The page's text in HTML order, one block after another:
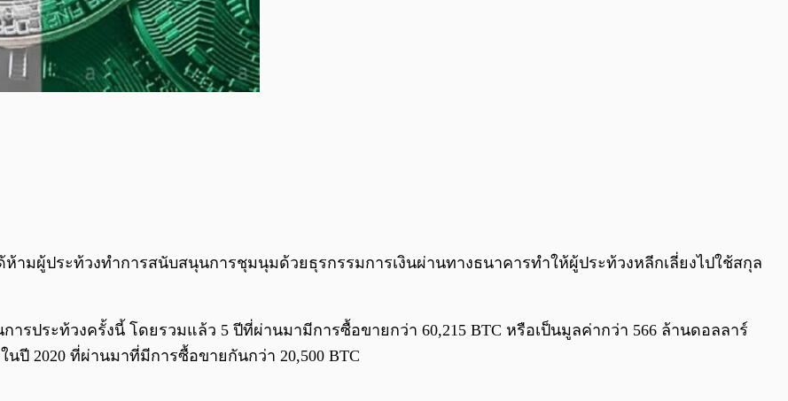
0:00 /0:00
ามผู้ประท้วงทำการสนับสนุนการชุมนุมด้วยธุรกรรมการเงินผ่านทางธนาคารทำให้ผู้ประท้วงหลีกเลี่ยงไปใช้สกุล
ารประท้วงครั้งนี้ โดยรวมแล้ว 5 ปีที่ผ่านมามีการซื้อขายกว่า 60,215 BTC หรือเป็นมูลค่ากว่า 566 ล้านดอลลาร์
ปี 2020 ที่ผ่านมาที่มีการซื้อขายกันกว่า 20,500 BTC